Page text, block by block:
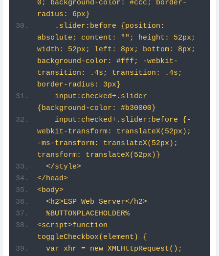
absolute; content: ""; height: 52px;
width: 52px; left: 8px; bottom: 8px;
background-color: #fff; -webkit-
transition: .4s; transition: .4s;
border-radius: 3px}
    input:checked+.slider
{background-color: #b30000}
    input:checked+.slider:before {-
webkit-transform: translateX(52px);
-ms-transform: translateX(52px);
transform: translateX(52px)}
  </style>
</head>
<body>
  <h2>ESP Web Server</h2>
  %BUTTONPLACEHOLDER%
<script>function
toggleCheckbox(element) {
  var xhr = new XMLHttpRequest();
  if(element.checked){
xhr.open("GET", "/update ?
output ="+element.id+"&state=1",